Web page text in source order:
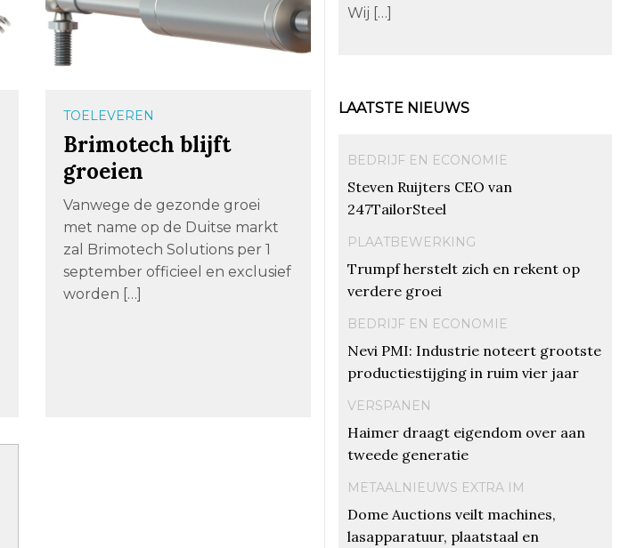
TOELEVEREN
Brimotech blijft
groeien
Vanwege de gezonde groei
met name op de Duitse markt
zal Brimotech Solutions per 1
september officieel en exclusief
worden […]
Wij […]
LAATSTE NIEUWS
BEDRIJF EN ECONOMIE
Steven Ruijters CEO van
247TailorSteel
PLAATBEWERKING
Trumpf herstelt zich en rekent op
verdere groei
BEDRIJF EN ECONOMIE
Nevi PMI: Industrie noteert grootste
productiestijging in ruim vier jaar
VERSPANEN
Haimer draagt eigendom over aan
tweede generatie
METAALNIEUWS EXTRA IM
Dome Auctions veilt machines,
lasapparatuur, plaatstaal en